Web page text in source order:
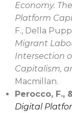
Economy.
Platform
F., Della
Migrant
Intersection
Capitalism,
Macmillan.
Perocco, F.,
Digital